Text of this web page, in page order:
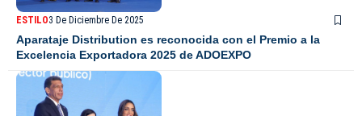
ESTILO3 De Diciembre De 2025
Aparataje Distribution es reconocida con el Premio a la
Excelencia Exportadora 2025 de ADOEXPO